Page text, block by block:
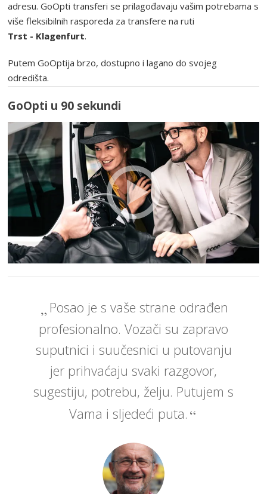
adresu. GoOpti transferi se prilagođavaju vašim potrebama s
više fleksibilnih rasporeda za transfere na ruti
Trst - Klagenfurt.
Putem GoOptija brzo, dostupno i lagano do svojeg
odredišta.
GoOpti u 90 sekundi
Posao je s vaše strane odrađen
profesionalno. Vozači su zapravo
suputnici i suučesnici u putovanju
jer prihvaćaju svaki razgovor,
sugestiju, potrebu, želju. Putujem s
Vama i sljedeći puta.